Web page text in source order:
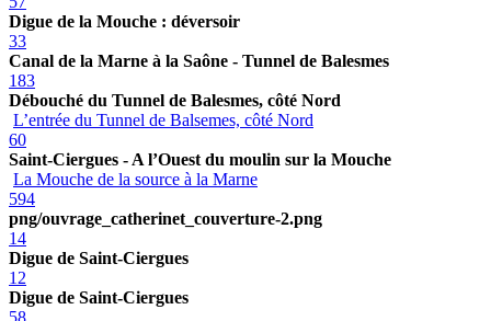
Digue de la Mouche : déversoir
33
Canal de la Marne à la Saône - Tunnel de Balesmes
183
Débouché du Tunnel de Balesmes, côté Nord
L’entrée du Tunnel de Balsemes, côté Nord
60
Saint-Ciergues - A l’Ouest du moulin sur la Mouche
La Mouche de la source à la Marne
594
png/ouvrage_catherinet_couverture-2.png
14
Digue de Saint-Ciergues
12
Digue de Saint-Ciergues
58